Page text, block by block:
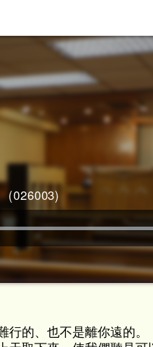
(026003)
的、也不是離你遠的。